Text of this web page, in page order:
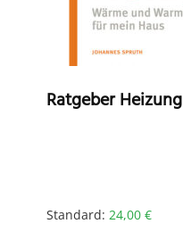
Ratgeber Heizung
Standard: 24,00 €